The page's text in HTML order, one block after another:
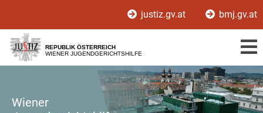
[1]
[2]
[3]
justiz.gv.at bmj.gv.at
REPUBLIK ÖSTERREICH
WIENER JUGENDGERICHTSHILFE
Wiener